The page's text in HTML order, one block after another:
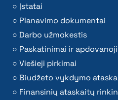
Įstatai
Planavimo dokumentai
Darbo užmokestis
Paskatinimai ir
Viešieji pirkimai
Biudžeto vykdymo
Finansinių ataskaitų